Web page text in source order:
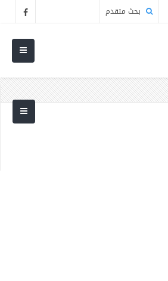
بحث متقدم